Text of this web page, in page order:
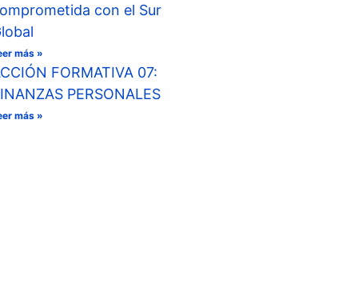
con el Sur
más »
FORMATIVA 07:
PERSONALES
más »